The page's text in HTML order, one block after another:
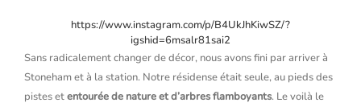
https://www.instagram.com/p/B4UkJhKiwSZ/?
igshid=6msalr81sai2
Sans radicalement changer de décor, nous avons fini par arriver à
Stoneham et à la station. Notre résidense était seule, au pieds des
pistes etentourée de nature et d’arbres flamboyants. Le voilà le